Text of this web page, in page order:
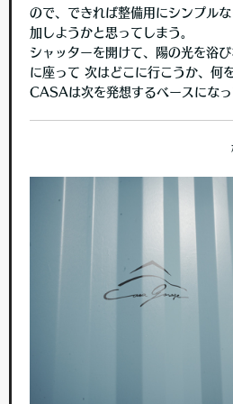
ので、できれば整備用にシンプル
加しようかと思ってしまう。
シャッターを開けて、陽の光を浴
に座って 次はどこに行こうか、何
CASAは次を発想するベースになっ